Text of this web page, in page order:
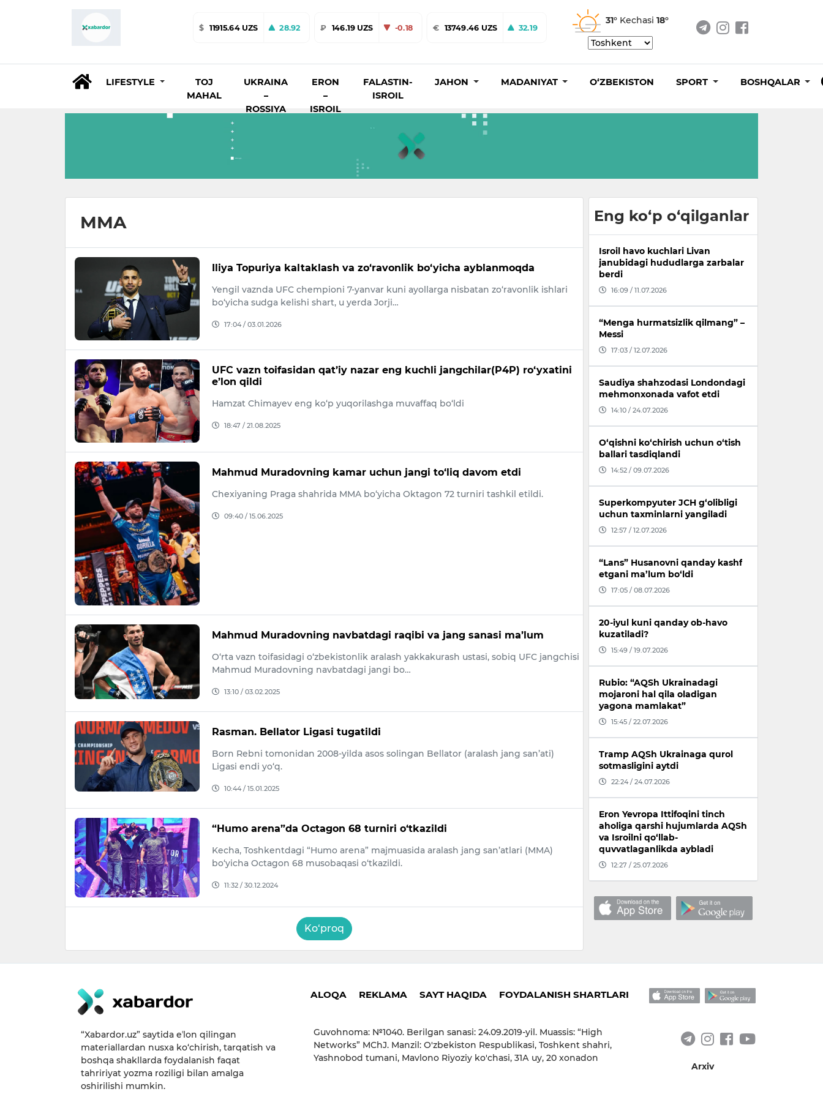
$ 11915.64 UZS 28.92 ₽ 146.19 UZS -0.18 € 13749.46 UZS 32.19
31° Kechasi 18°
LIFESTYLE
TOJ
MAHAL
UKRAINA
–
ROSSIYA
ERON
–
ISROIL
FALASTIN-
ISROIL
JAHON MADANIYAT O‘ZBEKISTON SPORT BOSHQALAR
MMA
Iliya Topuriya kaltaklash va zo‘ravonlik bo‘yicha ayblanmoqda
Yengil vaznda UFC chempioni 7-yanvar kuni ayollarga nisbatan zo‘ravonlik ishlari
bo‘yicha sudga kelishi shart, u yerda Jorji…
17:04 / 03.01.2026
UFC vazn toifasidan qat’iy nazar eng kuchli jangchilar(P4P) ro‘yxatini
e’lon qildi
Hamzat Chimayev eng ko‘p yuqorilashga muvaffaq bo‘ldi
18:47 / 21.08.2025
Mahmud Muradovning kamar uchun jangi to‘liq davom etdi
Chexiyaning Praga shahrida MMA bo‘yicha Oktagon 72 turniri tashkil etildi.
09:40 / 15.06.2025
Mahmud Muradovning navbatdagi raqibi va jang sanasi ma’lum
O‘rta vazn toifasidagi o‘zbekistonlik aralash yakkakurash ustasi, sobiq UFC jangchisi
Mahmud Muradovning navbatdagi jangi bo…
13:10 / 03.02.2025
Rasman. Bellator Ligasi tugatildi
Born Rebni tomonidan 2008-yilda asos solingan Bellator (aralash jang san’ati)
Ligasi endi yo‘q.
10:44 / 15.01.2025
“Humo arena”da Octagon 68 turniri o‘tkazildi
Kecha, Toshkentdagi “Humo arena” majmuasida aralash jang san’atlari (MMA)
bo‘yicha Octagon 68 musobaqasi o‘tkazildi.
11:32 / 30.12.2024
Ko‘proq
Eng ko‘p o‘qilganlar
Isroil havo kuchlari Livan
janubidagi hududlarga zarbalar
berdi
16:09 / 11.07.2026
“Menga hurmatsizlik qilmang” –
Messi
17:03 / 12.07.2026
Saudiya shahzodasi Londondagi
mehmonxonada vafot etdi
14:10 / 24.07.2026
O‘qishni ko‘chirish uchun o‘tish
ballari tasdiqlandi
14:52 / 09.07.2026
Superkompyuter JCH g‘olibligi
uchun taxminlarni yangiladi
12:57 / 12.07.2026
“Lans” Husanovni qanday kashf
etgani ma’lum bo‘ldi
17:05 / 08.07.2026
20-iyul kuni qanday ob-havo
kuzatiladi?
15:49 / 19.07.2026
Rubio: “AQSh Ukrainadagi
mojaroni hal qila oladigan
yagona mamlakat”
15:45 / 22.07.2026
Tramp AQSh Ukrainaga qurol
sotmasligini aytdi
22:24 / 24.07.2026
Eron Yevropa Ittifoqini tinch
aholiga qarshi hujumlarda AQSh
va Isroilni qo‘llab-
quvvatlaganlikda aybladi
12:27 / 25.07.2026
“Xabardor.uz” saytida eʼlon qilingan
materiallardan nusxa ko‘chirish, tarqatish va
boshqa shakllarda foydalanish faqat
tahririyat yozma roziligi bilan amalga
oshirilishi mumkin.
ALOQA REKLAMA SAYT HAQIDA FOYDALANISH SHARTLARI
Guvohnoma: №1040. Berilgan sanasi: 24.09.2019-yil. Muassis: “High
Networks” MChJ. Manzil: O'zbekiston Respublikasi, Toshkent shahri,
Yashnobod tumani, Mavlono Riyoziy ko'chasi, 31А uy, 20 xonadon
Arxiv